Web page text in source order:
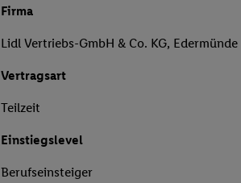
Firma
Lidl Vertriebs-GmbH & Co. KG, Edermünde
Vertragsart
Teilzeit
Einstiegslevel
Berufseinsteiger